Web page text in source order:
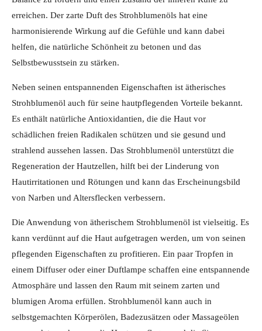
erreichen. Der zarte Duft des Strohblumenöls hat eine
harmonisierende Wirkung auf die Gefühle und kann dabei
helfen, die natürliche Schönheit zu betonen und das
Selbstbewusstsein zu stärken.
Neben seinen entspannenden Eigenschaften ist ätherisches
Strohblumenöl auch für seine hautpflegenden Vorteile bekannt.
Es enthält natürliche Antioxidantien, die die Haut vor
schädlichen freien Radikalen schützen und sie gesund und
strahlend aussehen lassen. Das Strohblumenöl unterstützt die
Regeneration der Hautzellen, hilft bei der Linderung von
Hautirritationen und Rötungen und kann das Erscheinungsbild
von Narben und Altersflecken verbessern.
Die Anwendung von ätherischem Strohblumenöl ist vielseitig. Es
kann verdünnt auf die Haut aufgetragen werden, um von seinen
pflegenden Eigenschaften zu profitieren. Ein paar Tropfen in
einem Diffuser oder einer Duftlampe schaffen eine entspannende
Atmosphäre und lassen den Raum mit seinem zarten und
blumigen Aroma erfüllen. Strohblumenöl kann auch in
selbstgemachten Körperölen, Badezusätzen oder Massageölen